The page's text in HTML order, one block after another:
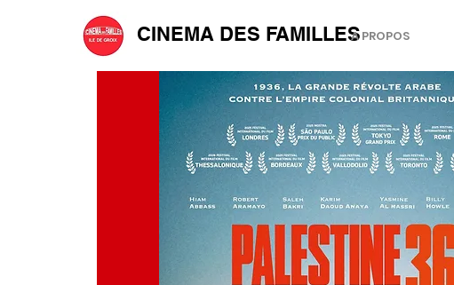
CINEMA DES FAMILLESA PROPOS